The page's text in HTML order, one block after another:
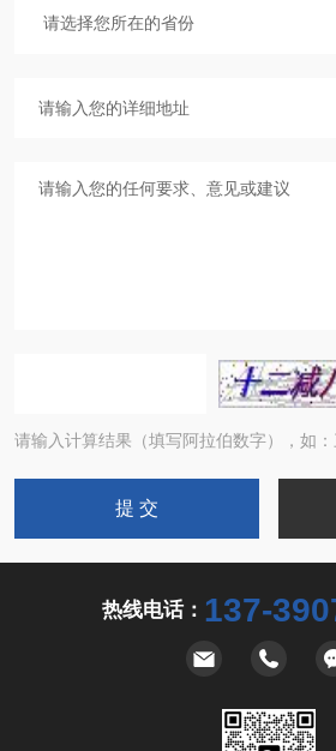
请输入计算结果（填写阿拉伯数字），如
热线电话： 137-